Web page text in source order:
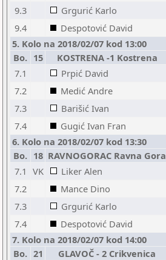
9.3
Grgurić Karlo
9.4
Despotović David
5. Kolo na 2018/02/07 kod 13:00
Bo. 15 KOSTRENA -1 Kostrena
7.1
Prpić David
7.2
Medić Andre
7.3
Barišić Ivan
7.4
Gugić Ivan Fran
6. Kolo na 2018/02/07 kod 13:30
Bo. 18 RAVNOGORAC Ravna Gora
7.1 VK Liker Alen
7.2
Mance Dino
7.3
Grgurić Karlo
7.4
Despotović David
7. Kolo na 2018/02/07 kod 14:00
Bo. 21 GLAVOČ - 2 Crikvenica